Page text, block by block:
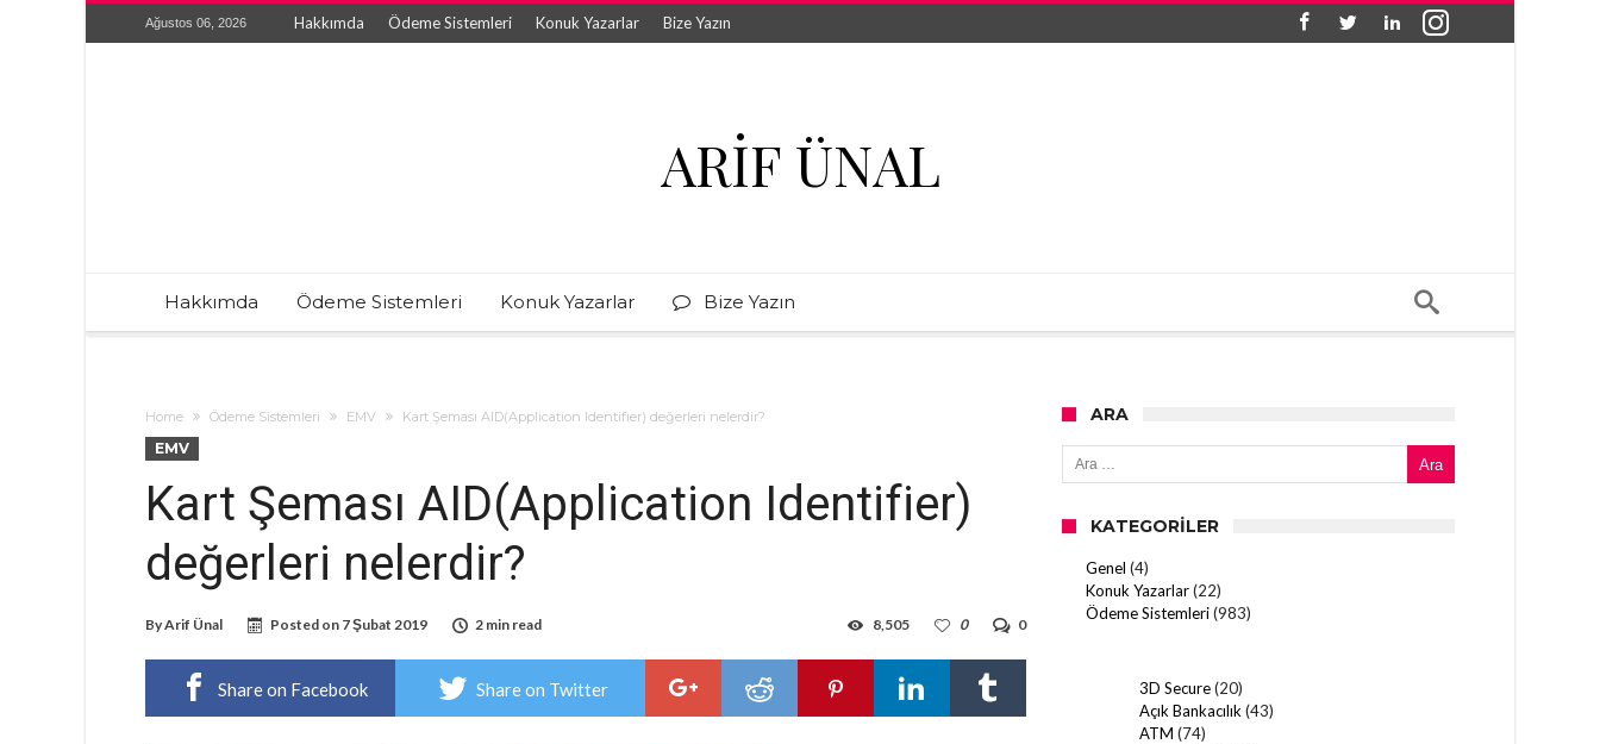
Ağustos 06, 2026 Hakkımda Ödeme Sistemleri Konuk Yazarlar Bize Yazın
ARIF ÜNAL
Hakkımda Ödeme Sistemleri Konuk Yazarlar Bize Yazın
Home Ödeme Sistemleri EMV Kart Şeması AID(Application Identifier) değerleri nelerdir?
EMV
Kart Şeması AID(Application Identifier)
değerleri nelerdir?
ByArif Ünal Posted on 7 Şubat 2019 2 min read 0
0
8,505
Share on Facebook Share on Twitter
ARA
Arama:
KATEGORILER
Genel (4)
Konuk Yazarlar(22)
Ödeme Sistemleri(983)
3D Secure(20)
Açık Bankacılık (43)
ATM (74)